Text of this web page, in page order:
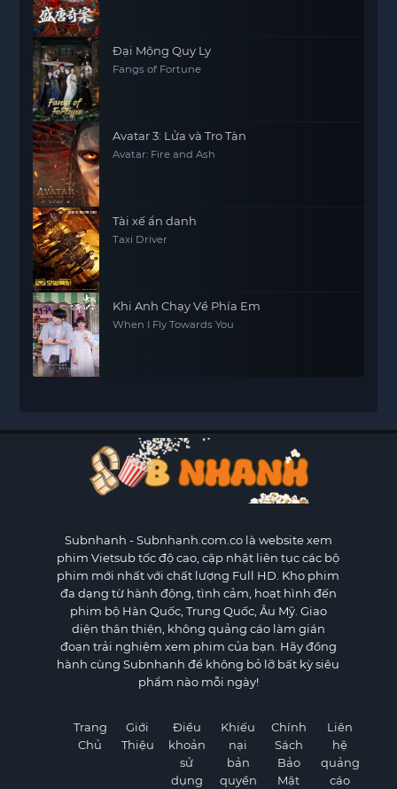
Đại Mộng Quy Ly
Fangs of Fortune
Avatar 3: Lửa và Tro Tàn
Avatar: Fire and Ash
Tài xế ẩn danh
Taxi Driver
Khi Anh Chạy Về Phía Em
When I Fly Towards You
Subnhanh - Subnhanh.com.co là website xem
phim Vietsub tốc độ cao, cập nhật liên tục các bộ
phim mới nhất với chất lượng Full HD. Kho phim
đa dạng từ hành động, tình cảm, hoạt hình đến
phim bộ Hàn Quốc, Trung Quốc, Âu Mỹ. Giao
diện thân thiện, không quảng cáo làm gián
đoạn trải nghiệm xem phim của bạn. Hãy đồng
hành cùng Subnhanh để không bỏ lỡ bất kỳ siêu
phẩm nào mỗi ngày!
Trang
Chủ
Giới
Thiệu
Điều
khoản
sử
dụng
Khiếu
nại
bản
quyền
Chính
Sách
Bảo
Mật
Liên
hệ
quảng
cáo